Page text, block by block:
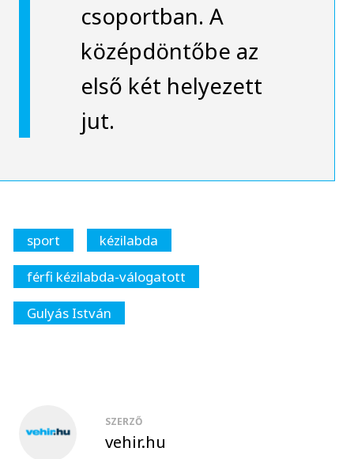
csoportban. A
középdöntőbe az
első két helyezett
jut.
sport
kézilabda
férfi kézilabda-válogatott
Gulyás István
SZERZŐ
vehir.hu